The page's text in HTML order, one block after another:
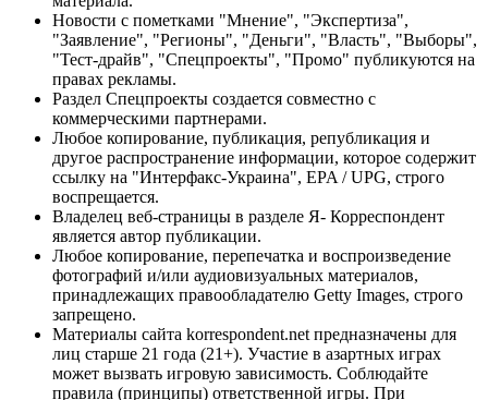
Новости с пометками "Мнение", "Экспертиза",
"Заявление", "Регионы", "Деньги", "Власть", "Выборы",
"Тест-драйв", "Спецпроекты", "Промо" публикуются на
правах рекламы.
Раздел Спецпроекты создается совместно с
коммерческими партнерами.
Любое копирование, публикация, републикация и
другое распространение информации, которое содержит
ссылку на "Интерфакс-Украина", EPA / UPG, строго
воспрещается.
Владелец веб-страницы в разделе Я- Корреспондент
является автор публикации.
Любое копирование, перепечатка и воспроизведение
фотографий и/или аудиовизуальных материалов,
принадлежащих правообладателю Getty Images, строго
запрещено.
Материалы сайта korrespondent.net предназначены для
лиц старше 21 года (21+). Участие в азартных играх
может вызвать игровую зависимость. Соблюдайте
правила (принципы) ответственной игры. При